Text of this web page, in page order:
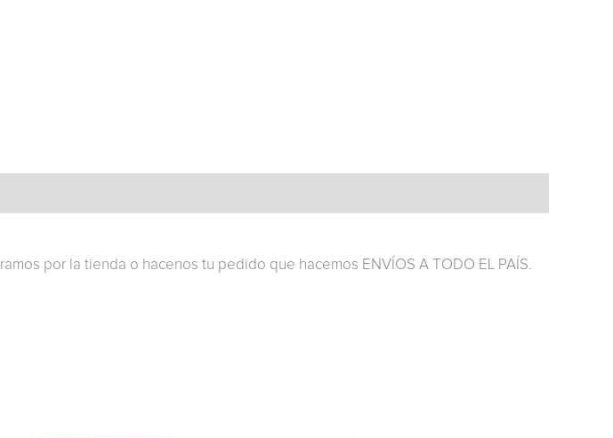
por la tienda o hacenos tu pedido que hacemos ENVÍOS A TODO EL PAÍS.